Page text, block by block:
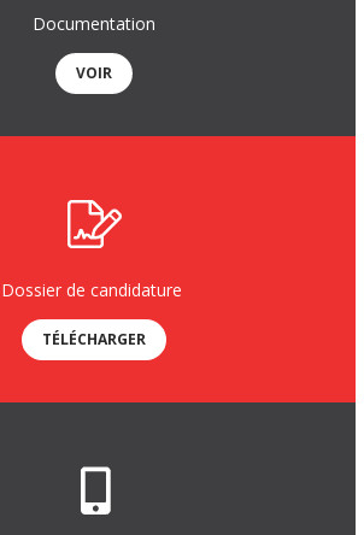
Documentation
VOIR
Dossier de candidature
TÉLÉCHARGER